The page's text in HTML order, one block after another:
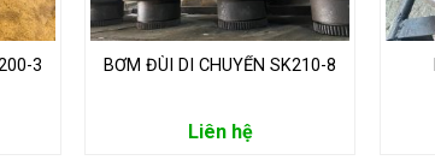
3 BƠM ĐÙI DI CHUYỂN SK210-8
Liên hệ